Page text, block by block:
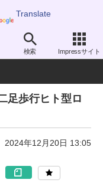
Translate
検索 Impressサイト
足歩行ヒト型ロ
2024年12月20日 13:05